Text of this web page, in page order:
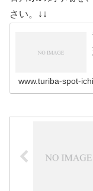
さい。↓↓
www.turiba-spot-